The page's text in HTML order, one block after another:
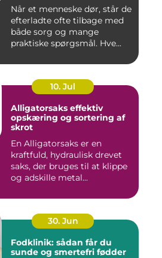
Når et menneske dør, står de
efterladte ofte tilbage med
både sorg og mange
praktiske spørgsmål. Hve...
10. Jul
Alligatorsaks effektiv
opskæring og sortering af
skrot
En Alligatorsaks er en
kraftfuld, hydraulisk drevet
saks, der bruges til at klippe
og adskille metal...
30. Jun
Fodklinik: sådan får du
sunde og smertefri fødder